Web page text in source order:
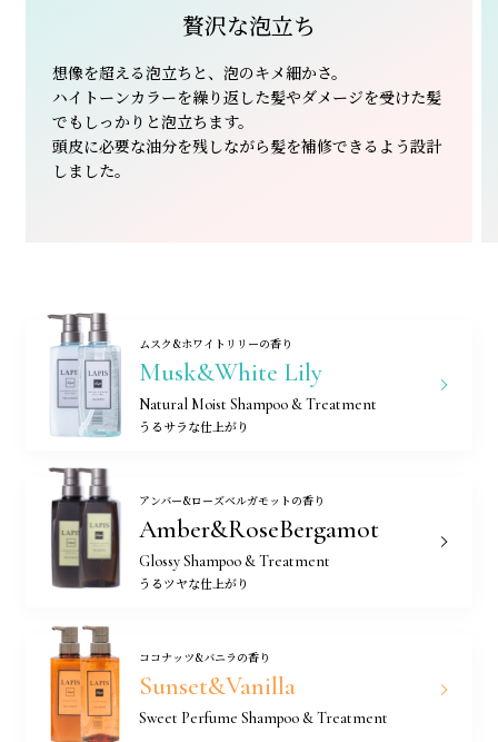
贅沢な泡立ち
想像を超える泡立ちと、泡のキメ細かさ。
ハイトーンカラーを繰り返した髪やダメージを受けた髪
でもしっかりと泡立ちます。
頭皮に必要な油分を残しながら髪を補修できるよう設計
しました。
ムスク&ホワイトリリーの香り
Musk&White Lily
Natural Moist Shampoo & Treatment
うるサラな仕上がり
アンバー&ローズベルガモットの香り
Amber&RoseBergamot
Glossy Shampoo & Treatment
うるツヤな仕上がり
ココナッツ&バニラの香り
Sunset&Vanilla
Sweet Perfume Shampoo & Treatment